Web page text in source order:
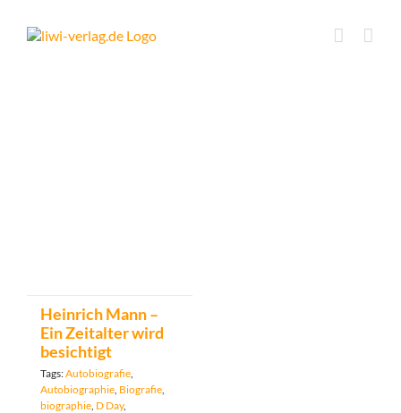
content
Heinrich Mann –
Ein Zeitalter wird
besichtigt
Tags:Autobiografie
Autobiographie Biografie
biographie D Day,